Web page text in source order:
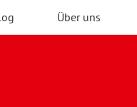
Über uns